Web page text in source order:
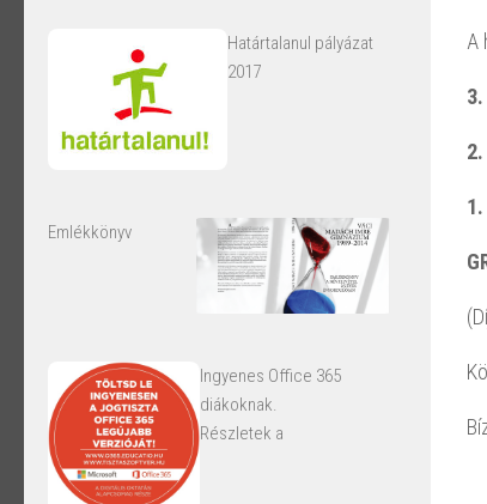
A
Határtalanul pályázat
2017
Emlékkönyv
Ingyenes Office 365
diákoknak.
Részletek a